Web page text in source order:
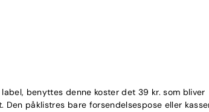
benyttes denne koster det 39 kr. som bliver
påklistres bare forsendelsespose eller